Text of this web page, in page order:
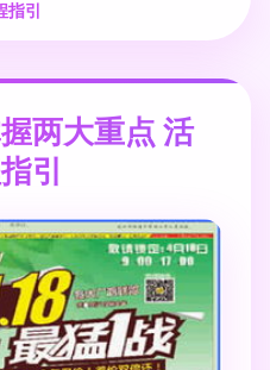
指引
两大重点 活
引